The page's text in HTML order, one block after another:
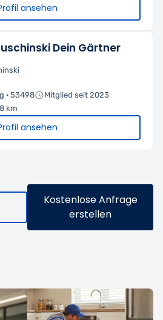
ansehen
Dein Gärtner
· 53498
Mitglied seit 2023
km
ansehen
Kostenlose Anfrage
erstellen